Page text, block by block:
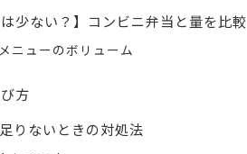
少ない？】コンビニ弁当と量を比較
ニューのボリューム
方
りないときの対処法